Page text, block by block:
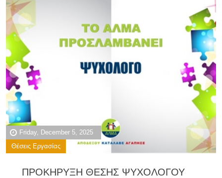
Friday, December 5, 2025
Θέσεις Εργασίας
ΠΡΟΚΗΡΥΞΗ ΘΕΣΗΣ ΨΥΧΟΛΟΓΟΥ